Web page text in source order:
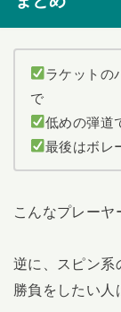
ラケットの
で
低めの弾道
最後はボレ
こんなプレーヤ
逆に、スピン系
勝負をしたい人